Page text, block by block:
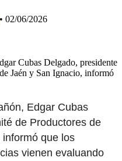
• 02/06/2026
Cubas Delgado, presidente
Jaén y San Ignacio, informó
Edgar Cubas
de Productores de
que los
vienen evaluando